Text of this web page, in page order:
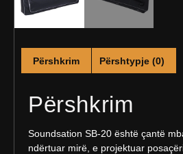
Përshkrim Përshtypje (0)
Përshkrim
Soundsation SB-20 është çantë
ndërtuar mirë, e projektuar